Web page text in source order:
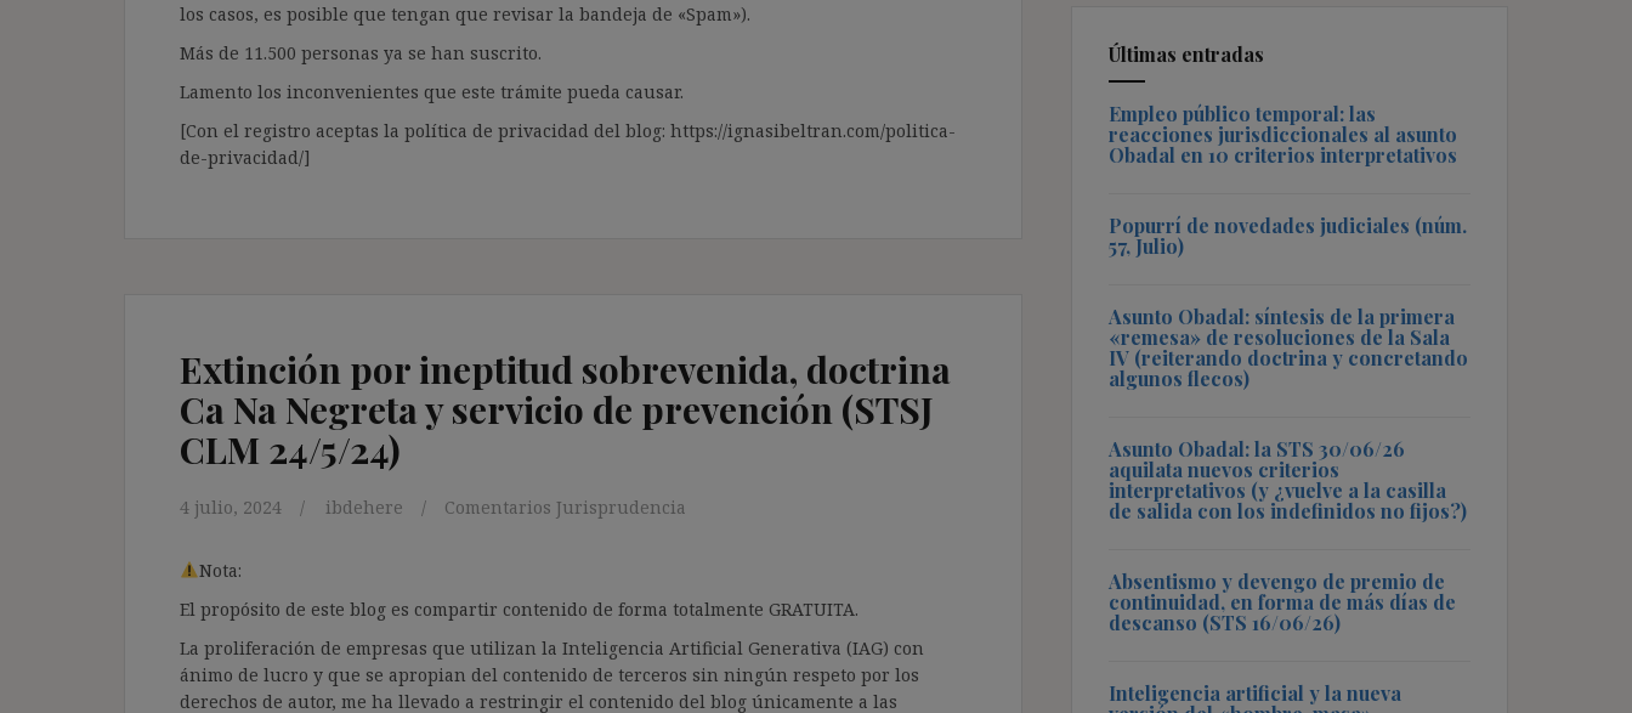
los casos, es posible que tengan que revisar la bandeja de «Spam»).
Más de 11.500 personas ya se han suscrito.
Lamento los inconvenientes que este trámite pueda causar.
[Con el registro aceptas la política de privacidad del blog: https://ignasibeltran.com/politica-
de-privacidad/]
Extinción por ineptitud sobrevenida, doctrina
Ca Na Negreta y servicio de prevención (STSJ
CLM 24/5/24)
4 julio, 2024 ibdehere Comentarios Jurisprudencia
Nota:
El propósito de este blog es compartir contenido de forma totalmente GRATUITA.
La proliferación de empresas que utilizan la Inteligencia Artificial Generativa (IAG) con
ánimo de lucro y que se apropian del contenido de terceros sin ningún respeto por los
derechos de autor, me ha llevado a restringir el contenido del blog únicamente a las
Últimas entradas
Empleo público temporal: las
reacciones jurisdiccionales al asunto
Obadal en 10 criterios interpretativos
Popurrí de novedades judiciales (núm.
57, Julio)
Asunto Obadal: síntesis de la primera
«remesa» de resoluciones de la Sala
IV (reiterando doctrina y concretando
algunos flecos)
Asunto Obadal: la STS 30/06/26
aquilata nuevos criterios
interpretativos (y ¿vuelve a la casilla
de salida con los indefinidos no fijos?)
Absentismo y devengo de premio de
continuidad, en forma de más días de
descanso (STS 16/06/26)
Inteligencia artificial y la nueva